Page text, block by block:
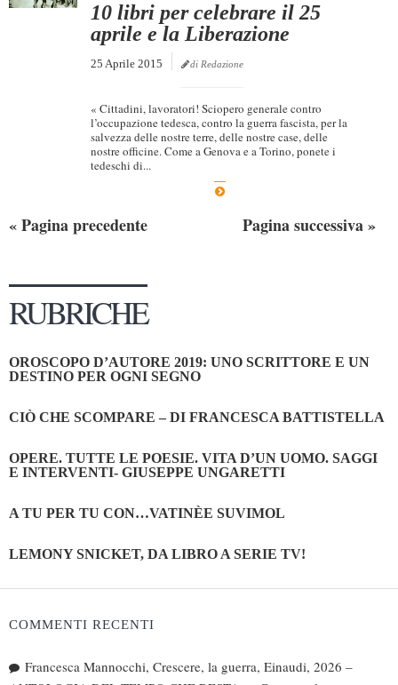
10 libri per celebrare il 25
aprile e la Liberazione
25 Aprile 2015 di Redazione
« Cittadini, lavoratori! Sciopero generale contro
l’occupazione tedesca, contro la guerra fascista, per la
salvezza delle nostre terre, delle nostre case, delle
nostre officine. Come a Genova e a Torino, ponete i
tedeschi di...
« Pagina precedente Pagina successiva »
RUBRICHE
OROSCOPO D’AUTORE 2019: UNO SCRITTORE E UN
DESTINO PER OGNI SEGNO
CIÒ CHE SCOMPARE – DI FRANCESCA BATTISTELLA
OPERE. TUTTE LE POESIE. VITA D’UN UOMO. SAGGI
E INTERVENTI- GIUSEPPE UNGARETTI
A TU PER TU CON…VATINÈE SUVIMOL
LEMONY SNICKET, DA LIBRO A SERIE TV!
COMMENTI RECENTI
Francesca Mannocchi, Crescere, la guerra, Einaudi, 2026 –